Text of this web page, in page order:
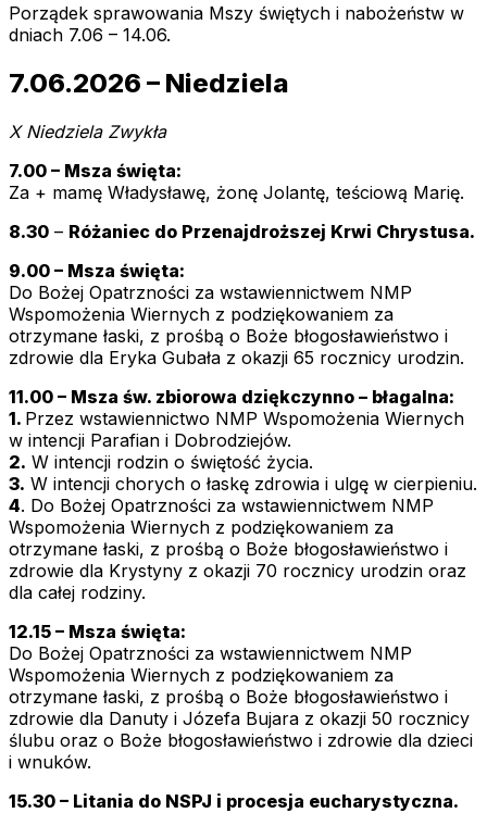
Porządek sprawowania Mszy świętych i nabożeństw w
dniach 7.06 – 14.06.
7.06.2026 – Niedziela
X Niedziela Zwykła
7.00 – Msza święta:
Za + mamę Władysławę, żonę Jolantę, teściową Marię.
8.30 – Różaniec do Przenajdroższej Krwi Chrystusa.
9.00 – Msza święta:
Do Bożej Opatrzności za wstawiennictwem NMP
Wspomożenia Wiernych z podziękowaniem za
otrzymane łaski, z prośbą o Boże błogosławieństwo i
zdrowie dla Eryka Gubała z okazji 65 rocznicy urodzin.
11.00 – Msza św. zbiorowa dziękczynno – błagalna:
1. Przez wstawiennictwo NMP Wspomożenia Wiernych
w intencji Parafian i Dobrodziejów.
2. W intencji rodzin o świętość życia.
3. W intencji chorych o łaskę zdrowia i ulgę w cierpieniu.
4. Do Bożej Opatrzności za wstawiennictwem NMP
Wspomożenia Wiernych z podziękowaniem za
otrzymane łaski, z prośbą o Boże błogosławieństwo i
zdrowie dla Krystyny z okazji 70 rocznicy urodzin oraz
dla całej rodziny.
12.15 – Msza święta:
Do Bożej Opatrzności za wstawiennictwem NMP
Wspomożenia Wiernych z podziękowaniem za
otrzymane łaski, z prośbą o Boże błogosławieństwo i
zdrowie dla Danuty i Józefa Bujara z okazji 50 rocznicy
ślubu oraz o Boże błogosławieństwo i zdrowie dla dzieci
i wnuków.
15.30 – Litania do NSPJ i procesja eucharystyczna.